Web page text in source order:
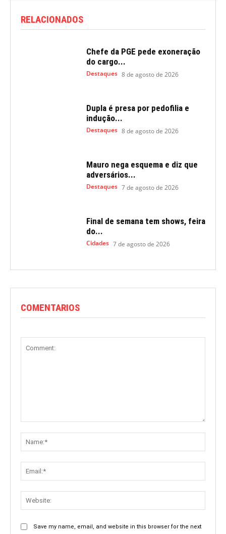
RELACIONADOS
Chefe da PGE pede exoneração
do cargo...
Destaques 8 de agosto de 2026
Dupla é presa por pedofilia e
indução...
Destaques 8 de agosto de 2026
Mauro nega esquema e diz que
adversários...
Destaques 7 de agosto de 2026
Final de semana tem shows, feira
do...
Cidades 7 de agosto de 2026
COMENTARIOS
Save my name, email, and website in this browser for the next